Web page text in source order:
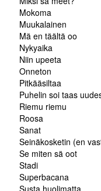
Mokoma
Muukalainen
Mä en täältä oo
Nykyaika
Niin upeeta
Onneton
Pitkääsiltaa
Puhelin soi taas
Riemu riemu
Roosa
Sanat
Seinäkosketin (en
Se miten sä oot
Stadi
Superbacana
Susta huolimatta